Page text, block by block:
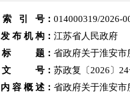
索 引 号： 014000319/2026-
发 布 机 构： 江苏省人民政府
标 题： 省政府关于淮安市
文 号： 苏政复〔2026〕
内 容 概 述： 省政府关于淮安市